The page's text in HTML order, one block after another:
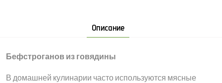
Описание
Бефстроганов из говядины
В домашней кулинарии часто используются мясные